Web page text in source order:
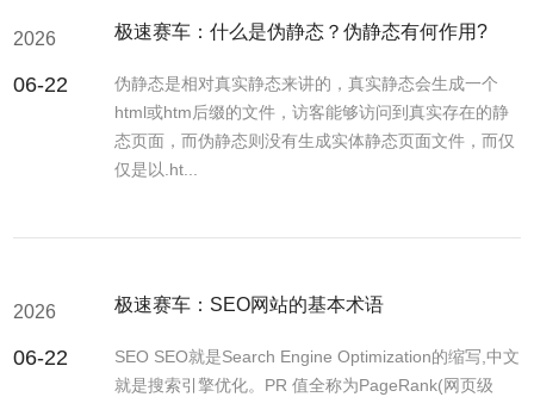
2026
06-22
极速赛车：什么是伪静态？伪静态有何作用?
伪静态是相对真实静态来讲的，真实静态会生成一个
html或htm后缀的文件，访客能够访问到真实存在的静
态页面，而伪静态则没有生成实体静态页面文件，而仅
仅是以.ht...
2026
06-22
极速赛车：SEO网站的基本术语
SEO SEO就是Search Engine Optimization的缩写,中文
就是搜索引擎优化。PR 值全称为PageRank(网页级